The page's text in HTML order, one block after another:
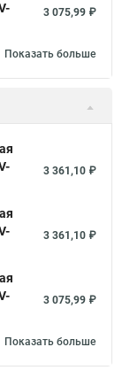
3 075,99 ₽
Показать больше
3 361,10 ₽
3 361,10 ₽
3 075,99 ₽
Показать больше